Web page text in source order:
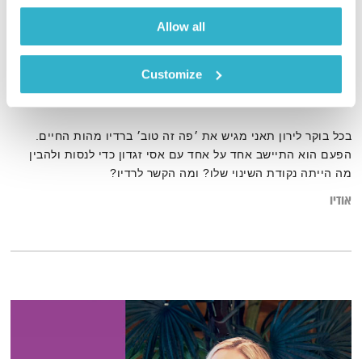
Allow all
Customize
לירון תאני
שדרנים מתחלפים
בכל בוקר לירון תאני מגיש את ׳פה זה טוב׳ ברדיו מהות החיים.
הפעם הוא התיישב אחד על אחד עם אסי זגדון כדי לנסות ולהבין
מה הייתה נקודת השינוי שלו? ומה הקשר לרדיו?
אודיו